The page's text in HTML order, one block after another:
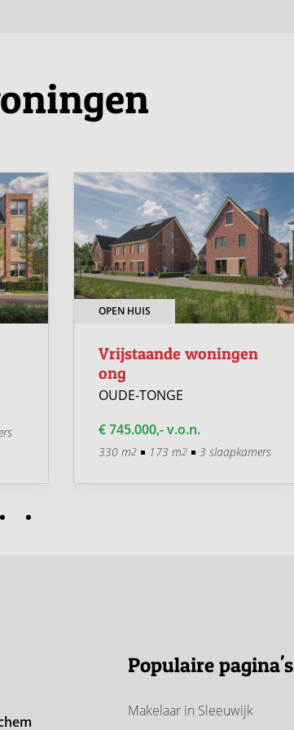
te gaan
ideale
OPEN HUIS
Vrijstaande woningen
ong
OUDE-TONGE
€ 745.000,- v.o.n.
330 m2 173 m2 3 slaapkamers
Populaire pagina's
Makelaar in Sleeuwijk